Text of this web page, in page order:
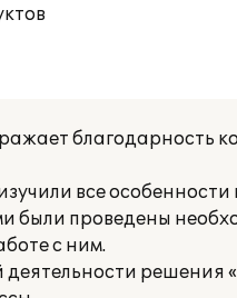
благодарность
все
были проведены
с ним.
деятельности